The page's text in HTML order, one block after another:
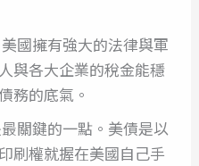
美國擁有強大的法律與軍
與各大企業的稅金能穩
務的底氣。
關鍵的一點。美債是以
刷權就握在美國自己手